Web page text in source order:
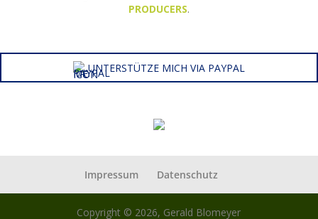
PRODUCERS.
UNTERSTÜTZE MICH VIA PAYPAL
Impressum Datenschutz
Copyright © 2026, Gerald Blomeyer